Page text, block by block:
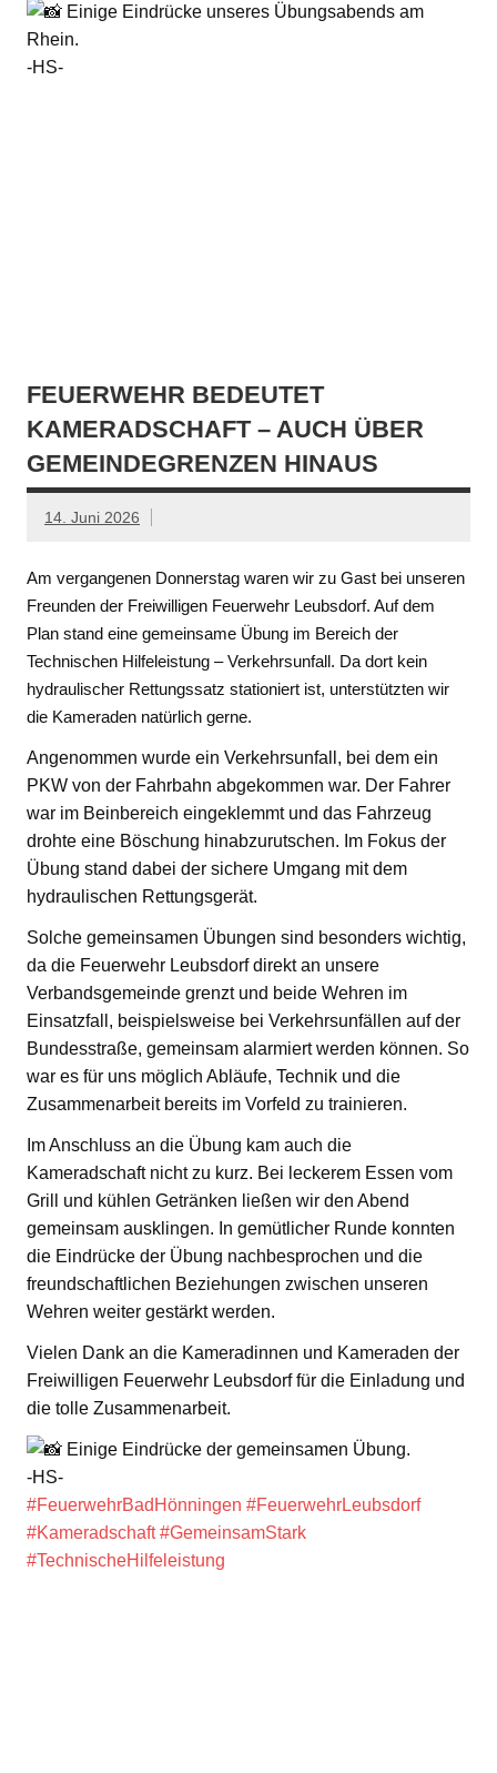
Einige Eindrücke unseres Übungsabends am
Rhein.
-HS-
FEUERWEHR BEDEUTET
KAMERADSCHAFT – AUCH ÜBER
GEMEINDEGRENZEN HINAUS
14. Juni 2026
Am vergangenen Donnerstag waren wir zu Gast bei unseren
Freunden der Freiwilligen Feuerwehr Leubsdorf. Auf dem
Plan stand eine gemeinsame Übung im Bereich der
Technischen Hilfeleistung – Verkehrsunfall. Da dort kein
hydraulischer Rettungssatz stationiert ist, unterstützten wir
die Kameraden natürlich gerne.
Angenommen wurde ein Verkehrsunfall, bei dem ein
PKW von der Fahrbahn abgekommen war. Der Fahrer
war im Beinbereich eingeklemmt und das Fahrzeug
drohte eine Böschung hinabzurutschen. Im Fokus der
Übung stand dabei der sichere Umgang mit dem
hydraulischen Rettungsgerät.
Solche gemeinsamen Übungen sind besonders wichtig,
da die Feuerwehr Leubsdorf direkt an unsere
Verbandsgemeinde grenzt und beide Wehren im
Einsatzfall, beispielsweise bei Verkehrsunfällen auf der
Bundesstraße, gemeinsam alarmiert werden können. So
war es für uns möglich Abläufe, Technik und die
Zusammenarbeit bereits im Vorfeld zu trainieren.
Im Anschluss an die Übung kam auch die
Kameradschaft nicht zu kurz. Bei leckerem Essen vom
Grill und kühlen Getränken ließen wir den Abend
gemeinsam ausklingen. In gemütlicher Runde konnten
die Eindrücke der Übung nachbesprochen und die
freundschaftlichen Beziehungen zwischen unseren
Wehren weiter gestärkt werden.
Vielen Dank an die Kameradinnen und Kameraden der
Freiwilligen Feuerwehr Leubsdorf für die Einladung und
die tolle Zusammenarbeit.
Einige Eindrücke der gemeinsamen Übung.
-HS-
#FeuerwehrBadHönningen #FeuerwehrLeubsdorf
#Kameradschaft #GemeinsamStark
#TechnischeHilfeleistung